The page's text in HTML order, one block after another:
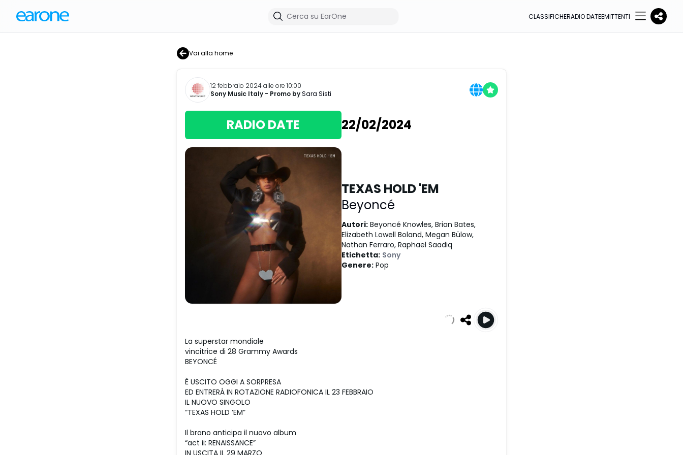
CLASSIFICHERADIO DATEEMITTENTI
Vai alla home
12 febbraio 2024 alle ore 10:00
Sony Music Italy - Promo bySara Sisti
RADIO DATE 22/02/2024
TEXAS HOLD 'EM
Beyoncé
Autori: Beyoncé Knowles, Brian Bates,
Elizabeth Lowell Boland, Megan Bülow,
Nathan Ferraro, Raphael Saadiq
Etichetta: Sony
Genere: Pop
La superstar mondiale
vincitrice di 28 Grammy Awards
BEYONCÉ
È USCITO OGGI A SORPRESA
ED ENTRERÁ IN ROTAZIONE RADIOFONICA IL 23 FEBBRAIO
IL NUOVO SINGOLO
“TEXAS HOLD ‘EM”
Il brano anticipa il nuovo album
“act ii: RENAISSANCE”
IN USCITA IL 29 MARZO